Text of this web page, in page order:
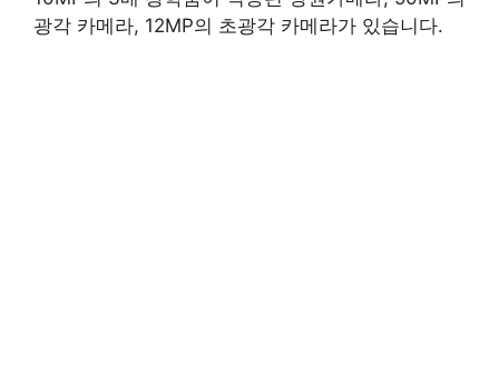
광각 카메라, 12MP의 초광각 카메라가 있습니다.